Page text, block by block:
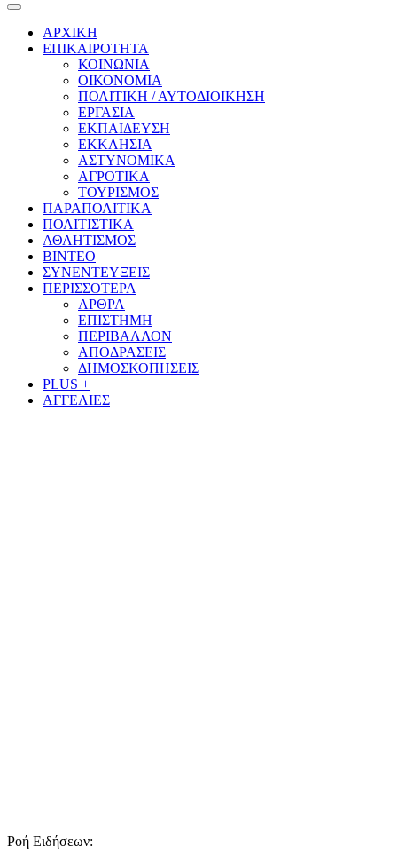
ΑΡΧΙΚΗ
ΕΠΙΚΑΙΡΟΤΗΤΑ
ΚΟΙΝΩΝΙΑ
ΟΙΚΟΝΟΜΙΑ
ΠΟΛΙΤΙΚΗ / ΑΥΤΟΔΙΟΙΚΗΣΗ
ΕΡΓΑΣΙΑ
ΕΚΠΑΙΔΕΥΣΗ
ΕΚΚΛΗΣΙΑ
ΑΣΤΥΝΟΜΙΚΑ
ΑΓΡΟΤΙΚΑ
ΤΟΥΡΙΣΜΟΣ
ΠΑΡΑΠΟΛΙΤΙΚΑ
ΠΟΛΙΤΙΣΤΙΚΑ
ΑΘΛΗΤΙΣΜΟΣ
ΒΙΝΤΕΟ
ΣΥΝΕΝΤΕΥΞΕΙΣ
ΠΕΡΙΣΣΟΤΕΡΑ
ΑΡΘΡΑ
ΕΠΙΣΤΗΜΗ
ΠΕΡΙΒΑΛΛΟΝ
ΑΠΟΔΡΑΣΕΙΣ
ΔΗΜΟΣΚΟΠΗΣΕΙΣ
PLUS +
ΑΓΓΕΛΙΕΣ
Ροή Ειδήσεων: